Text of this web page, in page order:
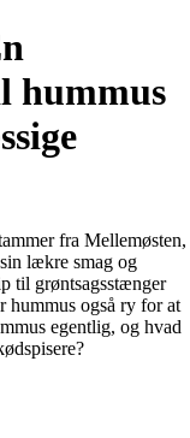
hummus
fra Mellemøsten,
lækre smag og
til grøntsagsstænger
hummus også ry for at
egentlig, og hvad